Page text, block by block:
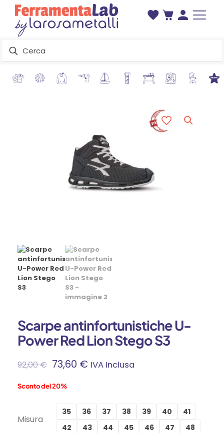
Scarpe antinfortunistiche U-
Power Red Lion Stego S3
92,00€ 73,60 € IVA Inclusa
Sconto del 20%
Misura
35 36 37 38 39 40
41
42
43 44 45 46 47 48